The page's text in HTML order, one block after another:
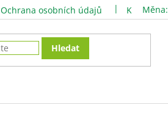
Ochrana osobních údajů Kontakty
Měna:
Hledat